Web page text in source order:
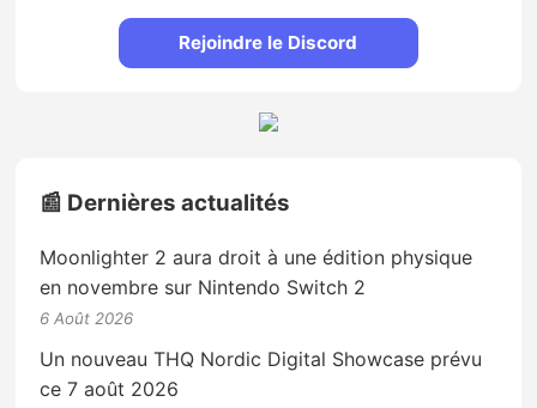
Rejoindre le Discord
📰 Dernières actualités
Moonlighter 2 aura droit à une édition physique
en novembre sur Nintendo Switch 2
6 Août 2026
Un nouveau THQ Nordic Digital Showcase prévu
ce 7 août 2026